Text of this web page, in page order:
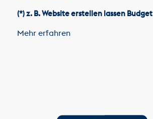
(*) z. B. Website erstellen lassen Budget
Mehr erfahren